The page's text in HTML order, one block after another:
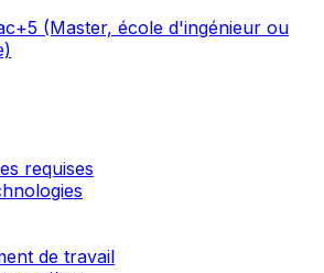
(Master, école d'ingénieur ou
requises
de travail